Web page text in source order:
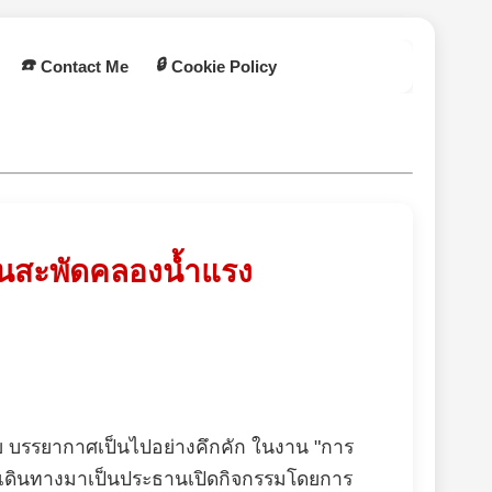
☎️ Contact Me 🔒 Cookie Policy
สะพัดคลองน้ำแรง
รรยากาศเป็นไปอย่างคึกคัก ในงาน "การ
ทางมาเป็นประธานเปิดกิจกรรมโดยการ